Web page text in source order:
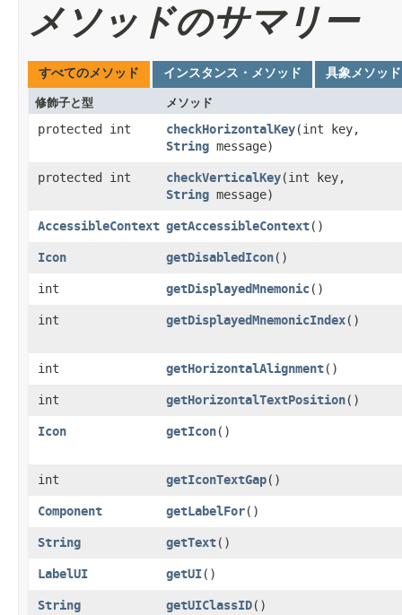
メソッドのサマリー
すべてのメソッド インスタンス・メソッド 具象メソッド
修飾子と型 メソッド
protected int checkHorizontalKey​(int key,
String message)
protected int checkVerticalKey​(int key,
String message)
AccessibleContext getAccessibleContext()
Icon getDisabledIcon()
int getDisplayedMnemonic()
int getDisplayedMnemonicIndex()
int getHorizontalAlignment()
int getHorizontalTextPosition()
Icon getIcon()
int getIconTextGap()
Component getLabelFor()
String getText()
LabelUI getUI()
String getUIClassID()